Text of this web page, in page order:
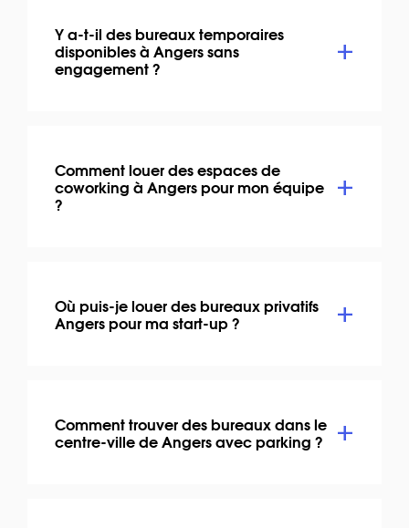
Y a-t-il des bureaux temporaires
disponibles à Angers sans
engagement ?
Comment louer des espaces de
coworking à Angers pour mon équipe
?
Où puis-je louer des bureaux privatifs
Angers pour ma start-up ?
Comment trouver des bureaux dans le
centre-ville de Angers avec parking ?